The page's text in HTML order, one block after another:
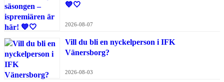
💙🤍
2026-08-07
Vill du bli en nyckelperson i IFK
Vänersborg?
2026-08-03